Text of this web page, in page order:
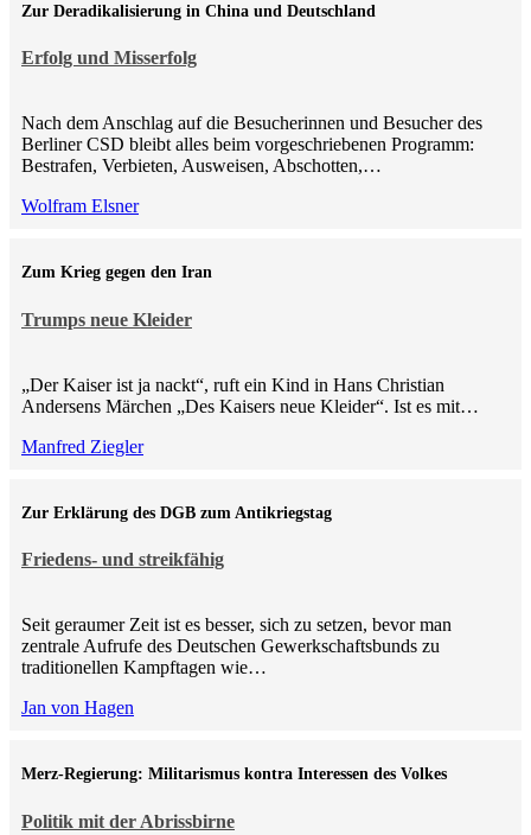
Erfolg und Misserfolg
Zur Deradikalisierung in China und Deutschland
Nach dem Anschlag auf die Besucherinnen und Besucher des
Berliner CSD bleibt alles beim vorgeschriebenen Programm:
Bestrafen, Verbieten, Ausweisen, Abschotten,…
Wolfram Elsner
Trumps neue Kleider
Zum Krieg gegen den Iran
„Der Kaiser ist ja nackt“, ruft ein Kind in Hans Christian
Andersens Märchen „Des Kaisers neue Kleider“. Ist es mit…
Manfred Ziegler
Friedens- und streikfähig
Zur Erklärung des DGB zum Antikriegstag
Seit geraumer Zeit ist es besser, sich zu setzen, bevor man
zentrale Aufrufe des Deutschen Gewerkschaftsbunds zu
traditionellen Kampftagen wie…
Jan von Hagen
Politik mit der Abrissbirne
Merz-Regierung: Militarismus kontra Inte­ressen des Volkes